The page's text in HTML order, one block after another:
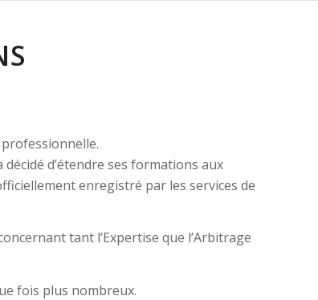
décidé d’étendre ses formations aux
enregistré par les services de
tant l’Expertise que l’Arbitrage
fois plus nombreux.